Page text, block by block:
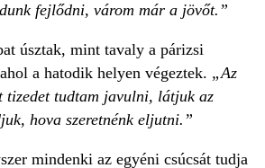
fejlődni, várom már a jövőt.”
úsztak, mint tavaly a párizsi
a hatodik helyen végeztek. „Az
tizedet tudtam javulni, látjuk az
hova szeretnénk eljutni.”
mindenki az egyéni csúcsát tudja